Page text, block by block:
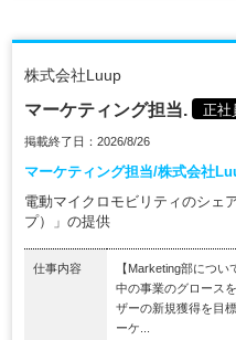
株式会社Luup
マーケティング担当. 正社
掲載終了日：2026/8/26
マーケティング担当/株式会社
電動マイクロモビリティのシェ
プ）」の提供
仕事内容
【Marketing部につ
中の事業のグロース
ザーの新規獲得を目
ーケ...